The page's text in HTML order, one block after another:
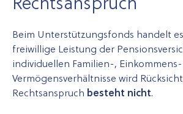
Beim Unterstützungsfonds handelt
freiwillige Leistung der
individuellen Familien-,
Vermögensverhältnisse wird
Rechtsanspruch besteht nicht.